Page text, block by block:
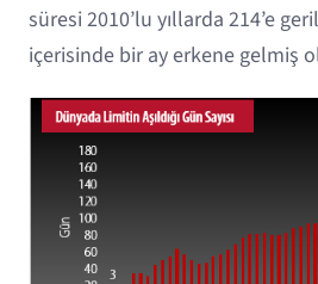
süresi 2010’lu yıllarda 214’e
içerisinde bir ay erkene gelmiş